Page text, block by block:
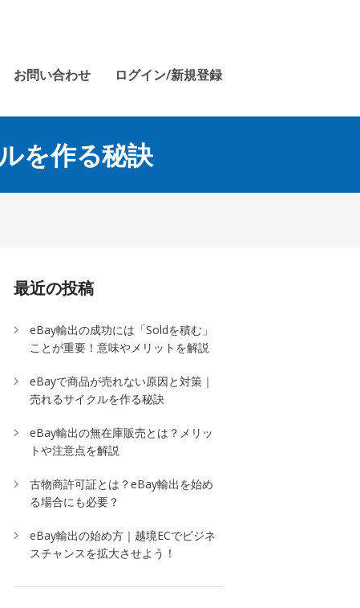
お問い合わせ ログイン/新規登録
を作る秘訣
最近の投稿
eBay輸出の成功には「Soldを積む」
ことが重要！意味やメリットを解説
eBayで商品が売れない原因と対策｜
売れるサイクルを作る秘訣
eBay輸出の無在庫販売とは？メリッ
トや注意点を解説
古物商許可証とは？eBay輸出を始め
る場合にも必要？
eBay輸出の始め方｜越境ECでビジネ
スチャンスを拡大させよう！